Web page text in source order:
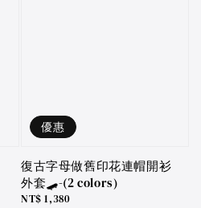
優惠
復古字母做舊印花連帽開衫
外套🛹-(2 colors)
Sale
NT$ 1,380